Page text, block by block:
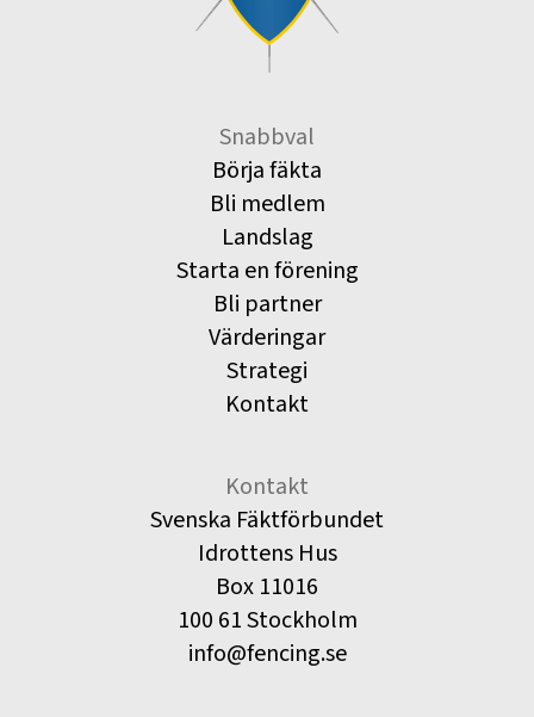
Snabbval
Börja fäkta
Bli medlem
Landslag
Starta en förening
Bli partner
Värderingar
Strategi
Kontakt
Kontakt
Svenska Fäktförbundet
Idrottens Hus
Box 11016
100 61 Stockholm
info@fencing.se